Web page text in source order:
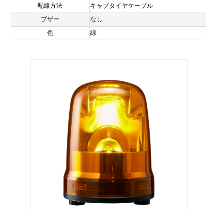
配線方法
キャブタイヤケーブル
ブザー
なし
色
緑